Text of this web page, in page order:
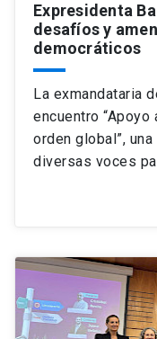
Académicos
Alumni
Padres y familia
Admisión launch
Mi Cuenta UC
Correo UC launch
Expresidenta
desafíos y
democráticos
La exmandataria
encuentro “Apoyo
orden global”,
diversas voces